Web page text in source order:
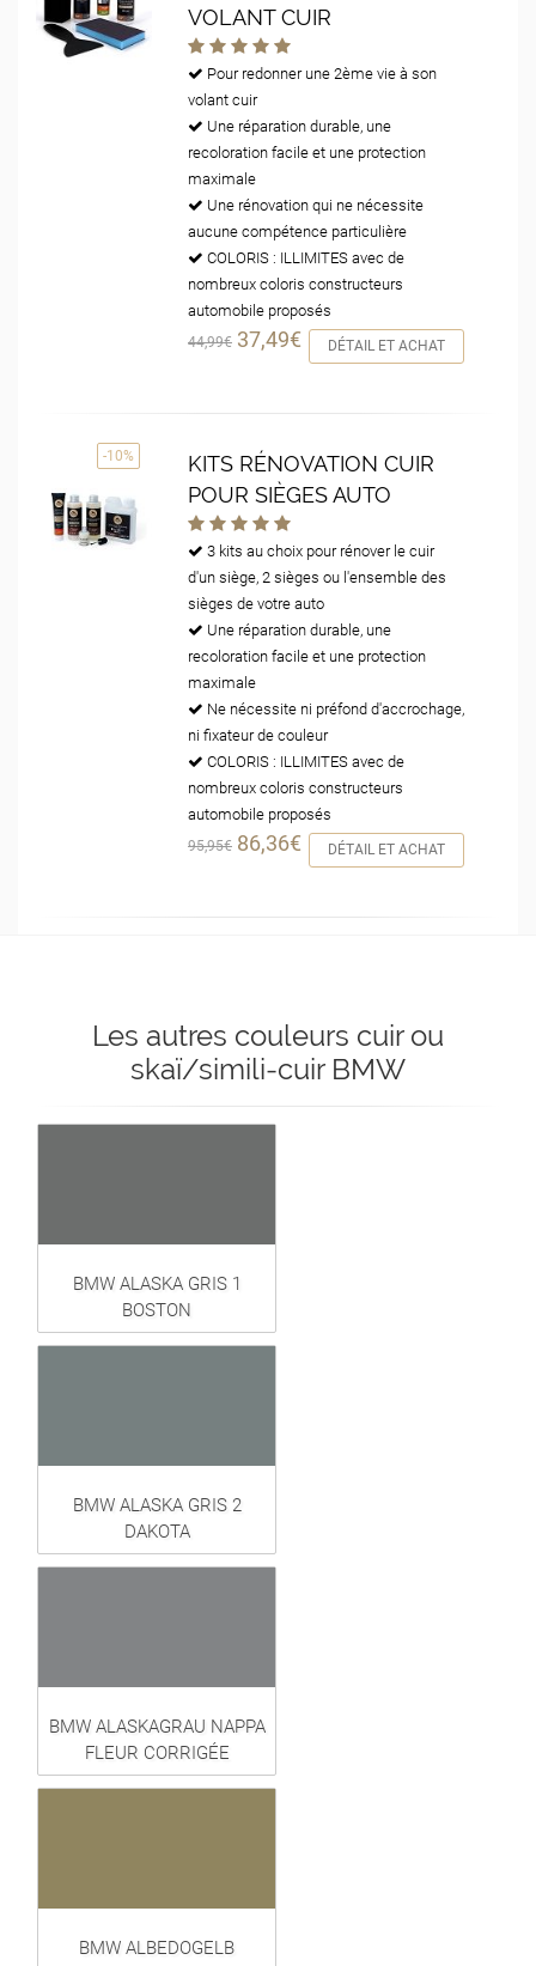
VOLANT CUIR
Pour redonner une 2ème vie à son
volant cuir
Une réparation durable, une
recoloration facile et une protection
maximale
Une rénovation qui ne nécessite
aucune compétence particulière
COLORIS : ILLIMITES avec de
nombreux coloris constructeurs
automobile proposés
44,99€ 37,49€ DÉTAIL ET ACHAT
-10%
KITS RÉNOVATION CUIR
POUR SIÈGES AUTO
3 kits au choix pour rénover le cuir
d'un siège, 2 sièges ou l'ensemble des
sièges de votre auto
Une réparation durable, une
recoloration facile et une protection
maximale
Ne nécessite ni préfond d'accrochage,
ni fixateur de couleur
COLORIS : ILLIMITES avec de
nombreux coloris constructeurs
automobile proposés
95,95€ 86,36€ DÉTAIL ET ACHAT
Les autres couleurs cuir ou
skaï/simili-cuir BMW
BMW ALASKA GRIS 1
BOSTON
BMW ALASKA GRIS 2
DAKOTA
BMW ALASKAGRAU NAPPA
FLEUR CORRIGÉE
BMW ALBEDOGELB